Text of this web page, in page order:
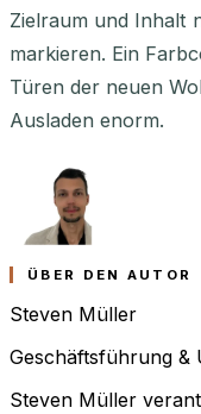
Zielraum und Inhalt
markieren. Ein
Türen der neuen
Ausladen enorm.
ÜBER DEN AUTOR
Steven Müller
Geschäftsführung &
Steven Müller